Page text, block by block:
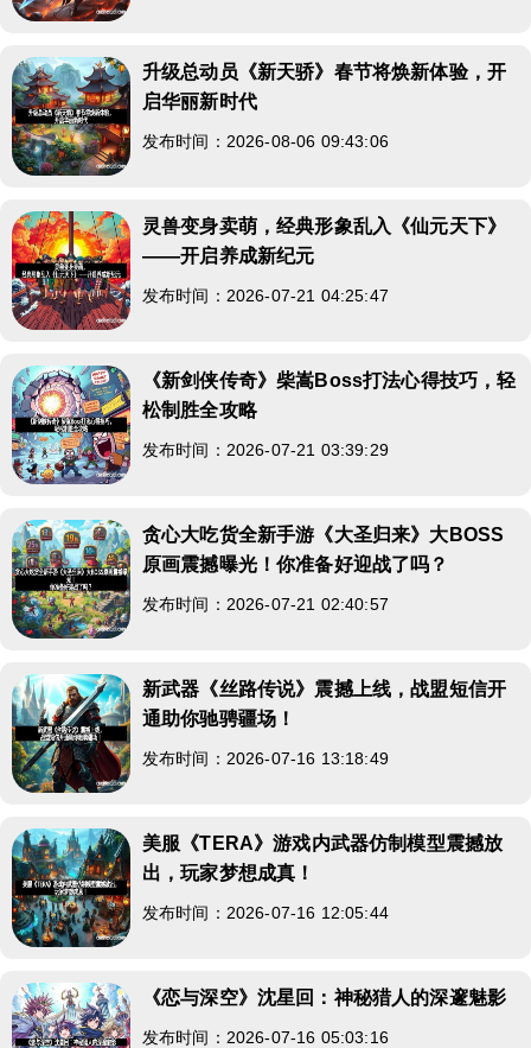
升级总动员《新天骄》春节将焕新体验，开
启华丽新时代
发布时间：2026-08-06 09:43:06
灵兽变身卖萌，经典形象乱入《仙元天下》
——开启养成新纪元
发布时间：2026-07-21 04:25:47
《新剑侠传奇》柴嵩Boss打法心得技巧，轻
松制胜全攻略
发布时间：2026-07-21 03:39:29
贪心大吃货全新手游《大圣归来》大BOSS
原画震撼曝光！你准备好迎战了吗？
发布时间：2026-07-21 02:40:57
新武器《丝路传说》震撼上线，战盟短信开
通助你驰骋疆场！
发布时间：2026-07-16 13:18:49
美服《TERA》游戏内武器仿制模型震撼放
出，玩家梦想成真！
发布时间：2026-07-16 12:05:44
《恋与深空》沈星回：神秘猎人的深邃魅影
发布时间：2026-07-16 05:03:16